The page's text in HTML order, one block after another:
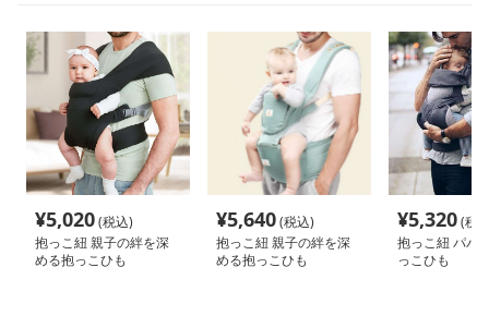
¥5,020(税込)
抱っこ紐 親子の絆を深
める抱っこひも
¥5,640(税込)
抱っこ紐 親子の絆を深
める抱っこひも
¥5,320(税
抱っこ紐 パパ
っこひも